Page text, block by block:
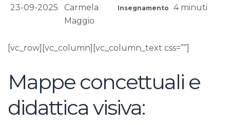
23-09-2025
Carmela
Maggio
Insegnamento 4 minuti
[vc_row][vc_column][vc_column_text css=””]
Mappe concettuali e
didattica visiva: